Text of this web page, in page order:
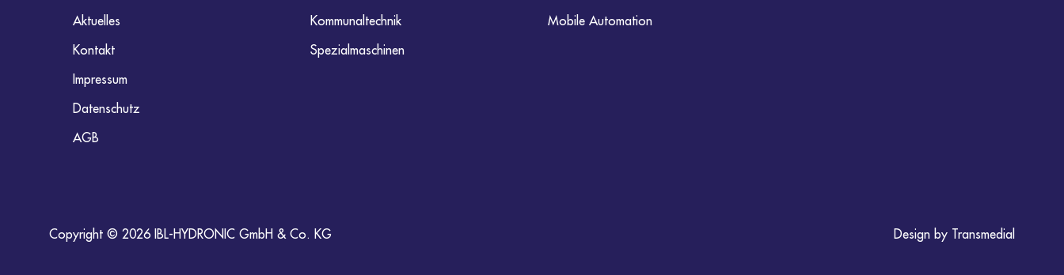
Aktuelles
Kontakt
Impressum
Datenschutz
AGB
Kommunaltechnik
Spezialmaschinen
Mobile Automation
Copyright © 2026 IBL-HYDRONIC GmbH & Co. KG Design by Transmedial